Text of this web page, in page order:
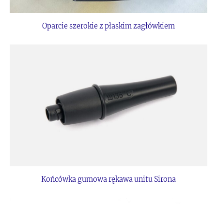
Oparcie szerokie z płaskim zagłówkiem
Końcówka gumowa rękawa unitu Sirona